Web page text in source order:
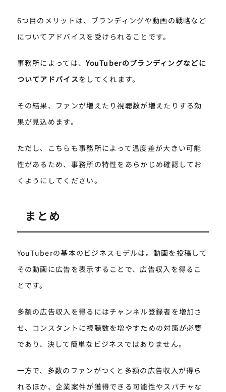
6つ目のメリットは、ブランディングや動画の戦略など
についてアドバイスを受けられることです。
事務所によっては、YouTuberのブランディングなどに
ついてアドバイスをしてくれます。
その結果、ファンが増えたり視聴数が増えたりする効
果が見込めます。
ただし、こちらも事務所によって温度差が大きい可能
性があるため、事務所の特性をあらかじめ確認してお
くようにしてください。
まとめ
YouTuberの基本のビジネスモデルは。動画を投稿して
その動画に広告を表示することで、広告収入を得るこ
とです。
多額の広告収入を得るにはチャンネル登録者を増加さ
せ、コンスタントに視聴数を増やすための対策が必要
であり、決して簡単なビジネスではありません。
一方で、多数のファンがつくと多額の広告収入が得ら
れるほか、企業案件が獲得できる可能性やスパチャな